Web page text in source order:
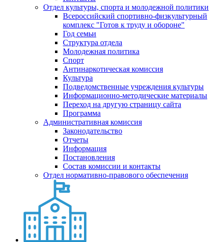
Отдел культуры, спорта и молодежной политики
Всероссийский спортивно-физкультурный
комплекс "Готов к труду и обороне"
Год семьи
Структура отдела
Молодежная политика
Спорт
Антинаркотическая комиссия
Культура
Подведомственные учреждения культуры
Информационно-методические материалы
Переход на другую страницу сайта
Программа
Административная комиссия
Законодательство
Отчеты
Информация
Постановления
Состав комиссии и контакты
Отдел нормативно-правового обеспечения